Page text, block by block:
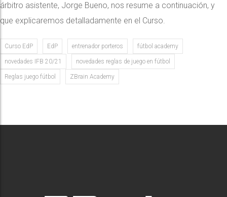
árbitro asistente, Jorge Bueno, nos resume a continuación, y
que explicaremos detalladamente en el Curso.
Curso EdP EdP entrenador porteros fútbol academy
novedades IFB 20/21 novedades reglas de juego en fútbol
Reglas juego fútbol ZBrain Academy